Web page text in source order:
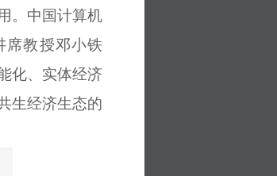
。 中国计算机
席教授邓小铁
化、实体经济
生经济生态的